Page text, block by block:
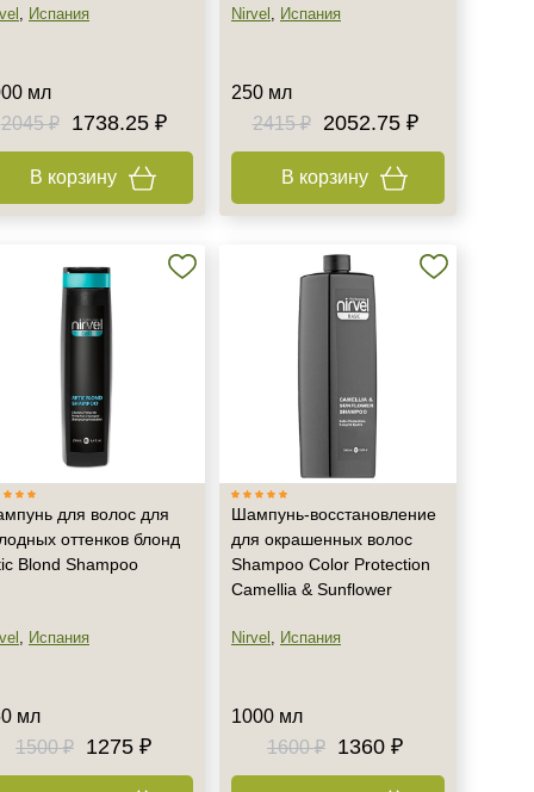
, Испания
мл
2045 ₽
1738.25 ₽
В корзину
Nirvel , Испания
250 мл
2415 ₽
2052.75 ₽
В корзину
для волос для
оттенков блонд
Blond Shampoo
, Испания
мл
1500 ₽
1275 ₽
Шампунь-восстановление
для окрашенных волос
Shampoo Color Protection
Camellia & Sunflower
Nirvel , Испания
1000 мл
1600 ₽
1360 ₽